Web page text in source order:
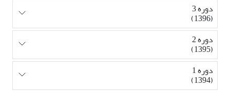
دوره 3
(1396)
دوره 2
(1395)
دوره 1
(1394)